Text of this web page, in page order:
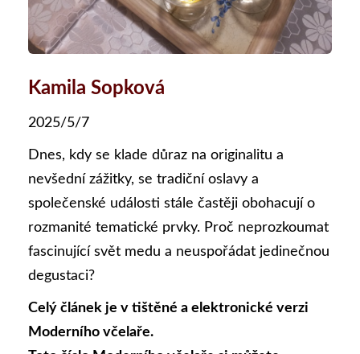
Kamila Sopková
2025/5/7
Dnes, kdy se klade důraz na originalitu a
nevšední zážitky, se tradiční oslavy a
společenské události stále častěji obohacují o
rozmanité tematické prvky. Proč neprozkoumat
fascinující svět medu a neuspořádat jedinečnou
degustaci?
Celý článek je v tištěné a elektronické verzi
Moderního včelaře.